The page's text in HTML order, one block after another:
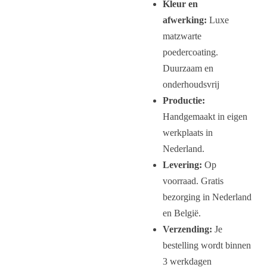
Kleur en
afwerking: Luxe
matzwarte
poedercoating.
Duurzaam en
onderhoudsvrij
Productie:
Handgemaakt in eigen
werkplaats in
Nederland.
Levering: Op
voorraad. Gratis
bezorging in Nederland
en België.
Verzending: Je
bestelling wordt binnen
3 werkdagen